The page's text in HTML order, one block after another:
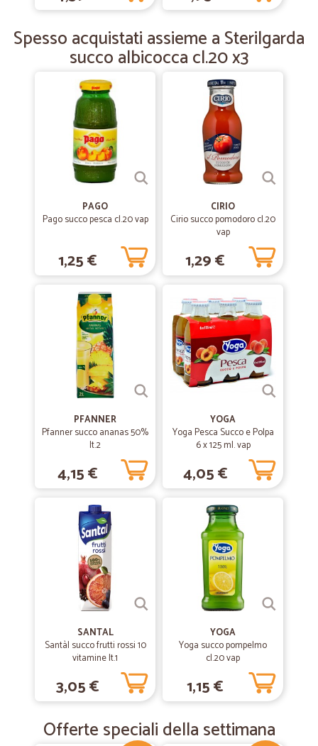
Ottimo e puntuale il servizio
Ottimo e puntuale il servizio. È come un normale supermercato.
Spesso acquistati assieme a Sterilgarda
succo albicocca cl.20 x3
PAGO
Pago succo pesca cl.20 vap
1,25 €
CIRIO
Cirio succo pomodoro cl.20
vap
1,29 €
PFANNER
Pfanner succo ananas 50%
lt.2
4,15 €
YOGA
Yoga Pesca Succo e Polpa
6 x 125 ml. vap
4,05 €
SANTAL
Santàl succo frutti rossi 10
vitamine lt.1
3,05 €
YOGA
Yoga succo pompelmo
cl.20 vap
1,15 €
Offerte speciali della settimana